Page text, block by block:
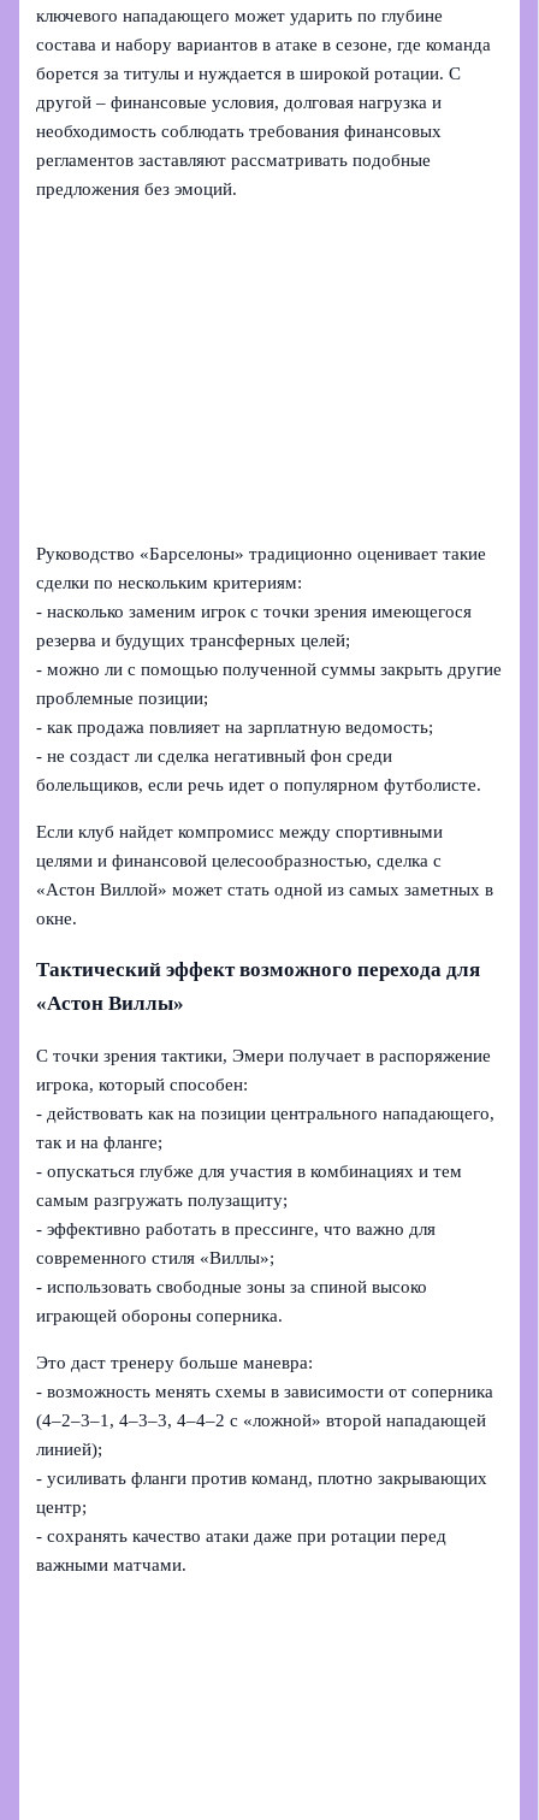
ключевого нападающего может ударить по глубине
состава и набору вариантов в атаке в сезоне, где команда
борется за титулы и нуждается в широкой ротации. С
другой – финансовые условия, долговая нагрузка и
необходимость соблюдать требования финансовых
регламентов заставляют рассматривать подобные
предложения без эмоций.
Руководство «Барселоны» традиционно оценивает такие
сделки по нескольким критериям:
- насколько заменим игрок с точки зрения имеющегося
резерва и будущих трансферных целей;
- можно ли с помощью полученной суммы закрыть другие
проблемные позиции;
- как продажа повлияет на зарплатную ведомость;
- не создаст ли сделка негативный фон среди
болельщиков, если речь идет о популярном футболисте.
Если клуб найдет компромисс между спортивными
целями и финансовой целесообразностью, сделка с
«Астон Виллой» может стать одной из самых заметных в
окне.
Тактический эффект возможного перехода для
«Астон Виллы»
С точки зрения тактики, Эмери получает в распоряжение
игрока, который способен:
- действовать как на позиции центрального нападающего,
так и на фланге;
- опускаться глубже для участия в комбинациях и тем
самым разгружать полузащиту;
- эффективно работать в прессинге, что важно для
современного стиля «Виллы»;
- использовать свободные зоны за спиной высоко
играющей обороны соперника.
Это даст тренеру больше маневра:
- возможность менять схемы в зависимости от соперника
(4–2–3–1, 4–3–3, 4–4–2 с «ложной» второй нападающей
линией);
- усиливать фланги против команд, плотно закрывающих
центр;
- сохранять качество атаки даже при ротации перед
важными матчами.